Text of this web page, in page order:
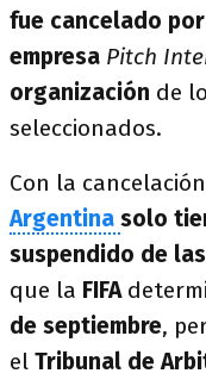
fue cancelado
empresa Pitch
organización de
seleccionados.
Con la
Argentina solo
suspendido de las
que la FIFA
de septiembre,
el Tribunal de